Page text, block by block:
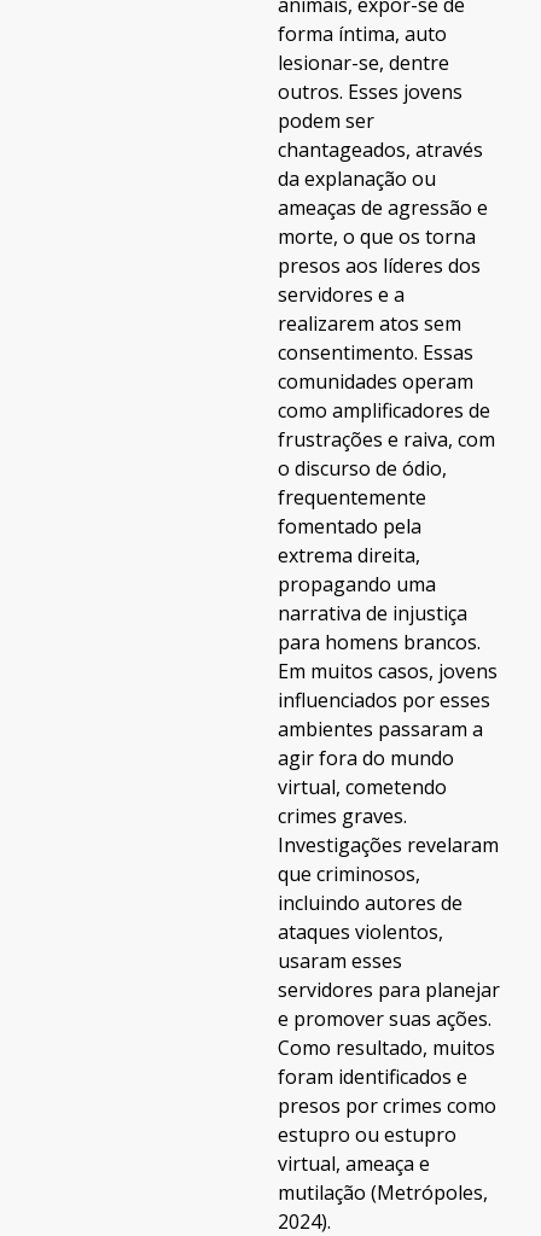
forma íntima, auto
lesionar-se, dentre
outros. Esses jovens
podem ser
chantageados, através
da explanação ou
ameaças de agressão e
morte, o que os torna
presos aos líderes dos
servidores e a
realizarem atos sem
consentimento. Essas
comunidades operam
como amplificadores de
frustrações e raiva, com
o discurso de ódio,
frequentemente
fomentado pela
extrema direita,
propagando uma
narrativa de injustiça
para homens brancos.
Em muitos casos, jovens
influenciados por esses
ambientes passaram a
agir fora do mundo
virtual, cometendo
crimes graves.
Investigações revelaram
que criminosos,
incluindo autores de
ataques violentos,
usaram esses
servidores para planejar
e promover suas ações.
Como resultado, muitos
foram identificados e
presos por crimes como
estupro ou estupro
virtual, ameaça e
mutilação (Metrópoles,
2024).